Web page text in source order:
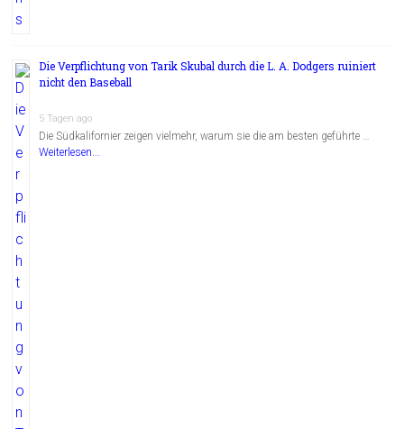
Die Verpflichtung von Tarik Skubal durch die L. A. Dodgers ruiniert
nicht den Baseball
5 Tagen ago
Die Südkalifornier zeigen vielmehr, warum sie die am besten geführte …
Weiterlesen...